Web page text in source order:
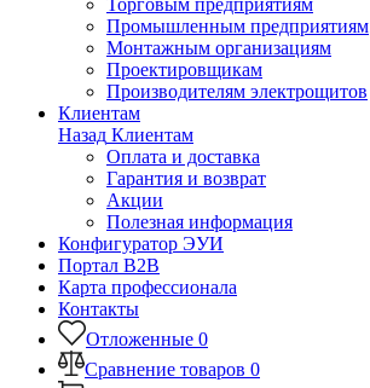
Торговым предприятиям
Промышленным предприятиям
Монтажным организациям
Проектировщикам
Производителям электрощитов
Клиентам
Назад Клиентам
Оплата и доставка
Гарантия и возврат
Акции
Полезная информация
Конфигуратор ЭУИ
Портал B2B
Карта профессионала
Контакты
Отложенные 0
Сравнение товаров 0